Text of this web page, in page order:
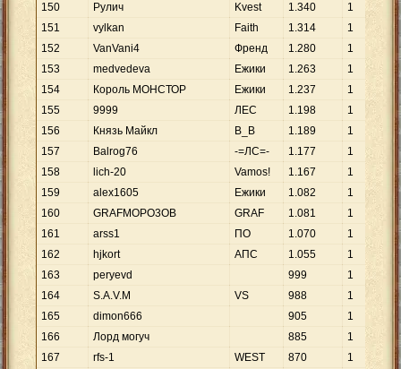
150
Рулич Kvest 1.340
1
151
vylkan Faith 1.314
1
152
VanVani4 Френд 1.280
1
153
medvedeva Ежики 1.263
1
154
Король МОНСТОР Ежики 1.237
1
155
9999 ЛЕС 1.198
1
156
Князь Майкл B_B 1.189
1
157
Balrog76 -=ЛС=- 1.177
1
158
lich-20 Vamos! 1.167
1
159
alex1605 Ежики 1.082
1
160
GRAFMOPO3OB GRAF 1.081
1
161
arss1 ПО 1.070
1
162
hjkort АПС 1.055
1
163
peryevd 999
1
164
S.A.V.M VS 988
1
165
dimon666 905
1
166
Лорд могуч 885
1
167
rfs-1 WEST 870
1